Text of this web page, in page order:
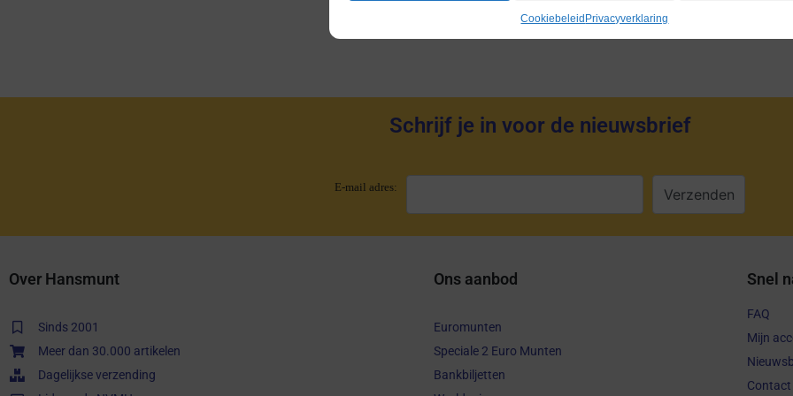
CookiebeleidPrivacyverklaring
Schrijf je in voor de nieuwsbrief
E-mail adres:
Over Hansmunt
Sinds 2001
Meer dan 30.000 artikelen
Dagelijkse verzending
Ons aanbod
Euromunten
Speciale 2 Euro Munten
Bankbiljetten
Snel
FAQ
Mijn
Contact